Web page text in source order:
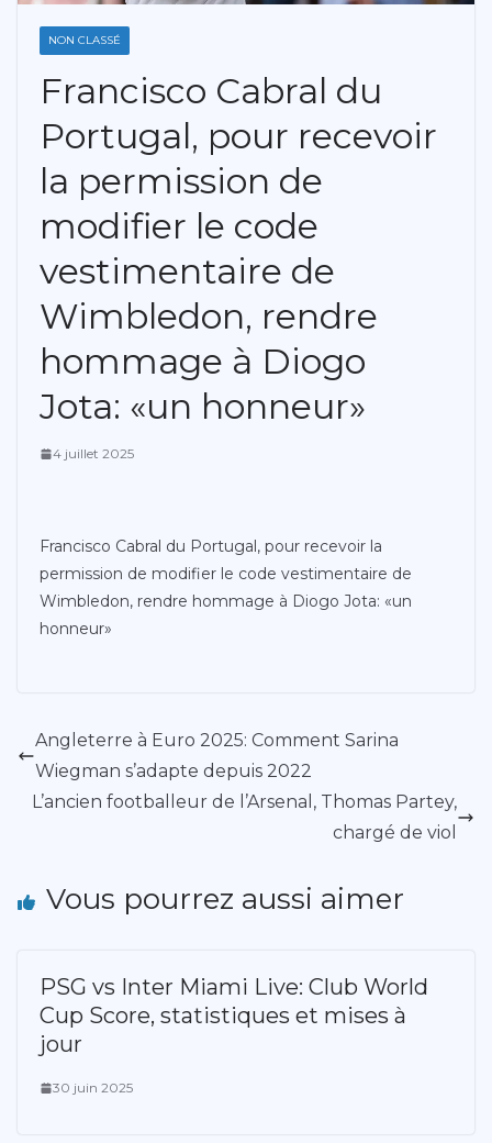
NON CLASSÉ
Francisco Cabral du
Portugal, pour recevoir
la permission de
modifier le code
vestimentaire de
Wimbledon, rendre
hommage à Diogo
Jota: «un honneur»
4 juillet 2025
Francisco Cabral du Portugal, pour recevoir la
permission de modifier le code vestimentaire de
Wimbledon, rendre hommage à Diogo Jota: «un
honneur»
Angleterre à Euro 2025: Comment Sarina
Wiegman s’adapte depuis 2022
L’ancien footballeur de l’Arsenal, Thomas Partey,
chargé de viol
Vous pourrez aussi aimer
PSG vs Inter Miami Live: Club World
Cup Score, statistiques et mises à
jour
30 juin 2025